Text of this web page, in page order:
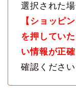
選択された
【ショッピ
を押してい
い情報が正
確認ください